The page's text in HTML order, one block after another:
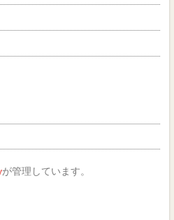
が管理しています。